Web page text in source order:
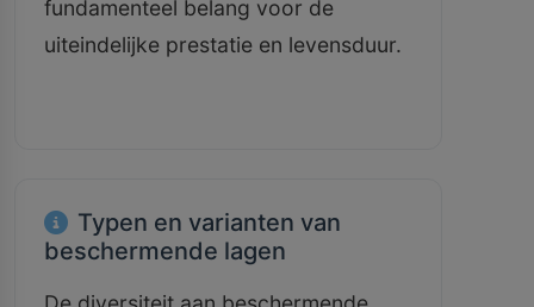
fundamenteel belang voor de
uiteindelijke prestatie en levensduur.
Typen en varianten van
beschermende lagen